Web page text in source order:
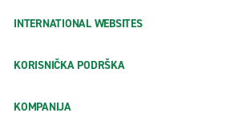
INTERNATIONAL WEBSITES
KORISNIČKA PODRŠKA
KOMPANIJA